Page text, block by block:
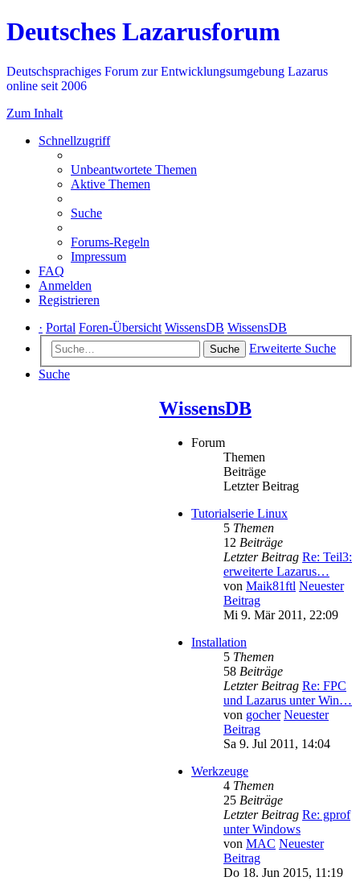
Deutsches Lazarusforum
Deutschsprachiges Forum zur Entwicklungsumgebung Lazarus
online seit 2006
Zum Inhalt
Schnellzugriff
Unbeantwortete Themen
Aktive Themen
Suche
Forums-Regeln
Impressum
FAQ
Anmelden
Registrieren
· Portal Foren-Übersicht WissensDB WissensDB
Suche
Erweiterte Suche
Suche
WissensDB
Forum
Themen
Beiträge
Letzter Beitrag
Tutorialserie Linux
5 Themen
12 Beiträge
Letzter Beitrag Re: Teil3:
erweiterte Lazarus…
von Maik81ftl Neuester
Beitrag
Mi 9. Mär 2011, 22:09
Installation
5 Themen
58 Beiträge
Letzter Beitrag Re: FPC
und Lazarus unter Win…
von gocher Neuester
Beitrag
Sa 9. Jul 2011, 14:04
Werkzeuge
4 Themen
25 Beiträge
Letzter Beitrag Re: gprof
unter Windows
von MAC Neuester
Beitrag
Do 18. Jun 2015, 11:19